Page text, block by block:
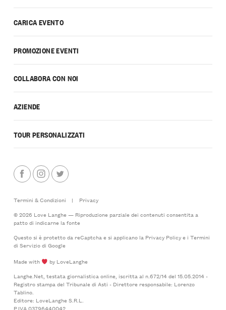
CARICA EVENTO
PROMOZIONE EVENTI
COLLABORA CON NOI
AZIENDE
TOUR PERSONALIZZATI
Termini & Condizioni |
Privacy
© 2026 Love Langhe — Riproduzione parziale dei contenuti consentita a
patto di indicarne la fonte
Questo si è protetto da reCaptcha e si applicano la Privacy Policye i Termini
di Serviziodi Google
Made with
by LoveLanghe
Langhe.Net, testata giornalistica online, iscritta al n.672/14 del 15.05.2014 -
Registro stampa del Tribunale di Asti - Direttore responsabile: Lorenzo
Tablino.
Editore: LoveLanghe S.R.L.
P.IVA 03796440042